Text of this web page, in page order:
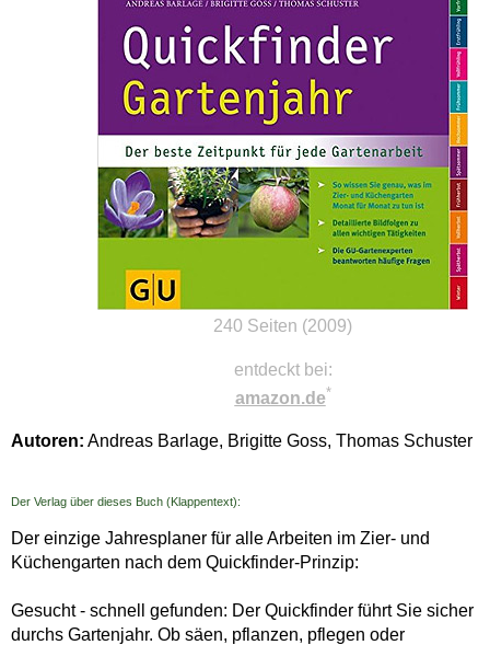
240 Seiten (2009)
entdeckt bei:
amazon.de*
Autoren: Andreas Barlage, Brigitte Goss, Thomas Schuster
Der Verlag über dieses Buch (Klappentext):
Der einzige Jahresplaner für alle Arbeiten im Zier- und
Küchengarten nach dem Quickfinder-Prinzip:
Gesucht - schnell gefunden: Der Quickfinder führt Sie sicher
durchs Gartenjahr. Ob säen, pflanzen, pflegen oder